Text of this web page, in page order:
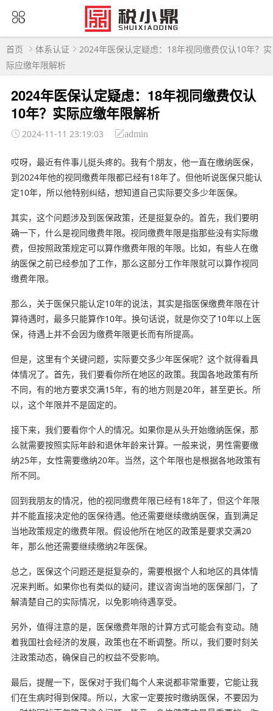
首页 体系认证
2024年医保认定疑虑：18年视同缴费仅认10年？实
际应缴年限解析
2024年医保认定疑虑：18年视同缴费仅认
10年？实际应缴年限解析
2024-11-11 23:19:03 admin
哎呀，最近有件事儿挺头疼的。我有个朋友，他一直在缴纳医保，
到2024年他的视同缴费年限都已经有18年了。但他听说医保只能认
定10年，所以他特别纠结，想知道自己实际要交多少年医保。
其实，这个问题涉及到医保政策，还是挺复杂的。首先，我们要明
确一下，什么是视同缴费年限。视同缴费年限是指那些没有实际缴
费，但按照政策规定可以算作缴费年限的年限。比如，有些人在缴
纳医保之前已经参加了工作，那么这部分工作年限就可以算作视同
缴费年限。
那么，关于医保只能认定10年的说法，其实是指医保缴费年限在计
算待遇时，最多只能算作10年。换句话说，就是你交了10年以上医
保，待遇上并不会因为缴费年限更长而有所提高。
但是，这里有个关键问题，实际要交多少年医保呢？这个就得看具
体情况了。首先，我们要看你所在地区的政策。我国各地政策有所
不同，有的地方要求交满15年，有的地方则是20年，甚至更长。所
以，这个年限并不是固定的。
接下来，我们要看你个人的情况。如果你是从头开始缴纳医保，那
么就需要按照实际年龄和退休年龄来计算。一般来说，男性需要缴
纳25年，女性需要缴纳20年。当然，这个年限也是根据各地政策有
所不同。
回到我朋友的情况，他的视同缴费年限已经有18年了，但这个年限
并不能直接决定他的医保待遇。他还需要继续缴纳医保，直到满足
当地政策规定的缴费年限。假设他所在地区的政策是要求交满20
年，那么他还需要继续缴纳2年医保。
总之，医保这个问题还是挺复杂的，需要根据个人和地区的具体情
况来判断。如果你也有类似的疑问，建议咨询当地的医保部门，了
解清楚自己的实际情况，以免影响待遇享受。
另外，值得注意的是，医保缴费年限的计算方式可能会有变动。随
着我国社会经济的发展，政策也在不断调整。所以，我们要时刻关
注政策动态，确保自己的权益不受影响。
最后，提醒一下，医保对于我们每个人来说都非常重要，它能让我
们在生病时得到保障。所以，大家一定要按时缴纳医保，不要因为